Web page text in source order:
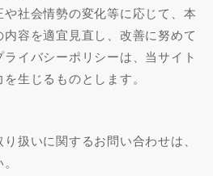
社会情勢の変化等に応じて、本
容を適宜見直し、改善に努めて
イバシーポリシーは、当サイト
生じるものとします。
扱いに関するお問い合わせは、